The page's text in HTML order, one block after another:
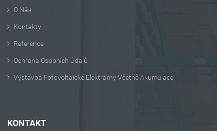
O Nás
Kontakty
Reference
Ochrana Osobních Údajů
Výstavba Fotovoltaické Elektrárny Včetně Akumulace
KONTAKT